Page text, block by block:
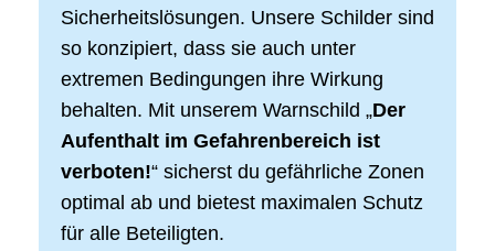
Sicherheitslösungen. Unsere Schilder sind
so konzipiert, dass sie auch unter
extremen Bedingungen ihre Wirkung
behalten. Mit unserem Warnschild „Der
Aufenthalt im Gefahrenbereich ist
verboten!“ sicherst du gefährliche Zonen
optimal ab und bietest maximalen Schutz
für alle Beteiligten.